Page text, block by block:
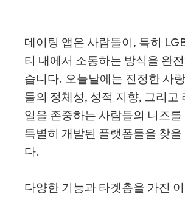
데이팅 앱은 사람들이, 특히
티 내에서 소통하는 방식을 완
습니다. 오늘날에는 진정한 사
들의 정체성, 성적 지향, 그리고
일을 존중하는 사람들의 니즈
특별히 개발된 플랫폼들을 찾을
다.
다양한 기능과 타겟층을 가진